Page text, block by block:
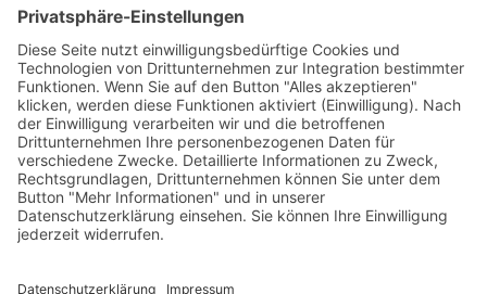
Unternehmen
Über uns
News
Termine & Messen
Karriere
Historie